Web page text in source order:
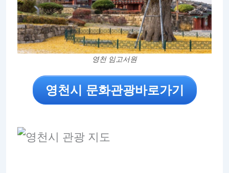
영천 임고서원
영천시 문화관광바로가기